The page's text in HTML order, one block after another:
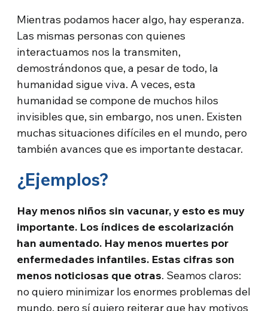
Mientras podamos hacer algo, hay esperanza.
Las mismas personas con quienes
interactuamos nos la transmiten,
demostrándonos que, a pesar de todo, la
humanidad sigue viva. A veces, esta
humanidad se compone de muchos hilos
invisibles que, sin embargo, nos unen. Existen
muchas situaciones difíciles en el mundo, pero
también avances que es importante destacar.
¿Ejemplos?
Hay menos niños sin vacunar, y esto es muy
importante. Los índices de escolarización
han aumentado. Hay menos muertes por
enfermedades infantiles. Estas cifras son
menos noticiosas que otras. Seamos claros:
no quiero minimizar los enormes problemas del
mundo, pero sí quiero reiterar que hay motivos